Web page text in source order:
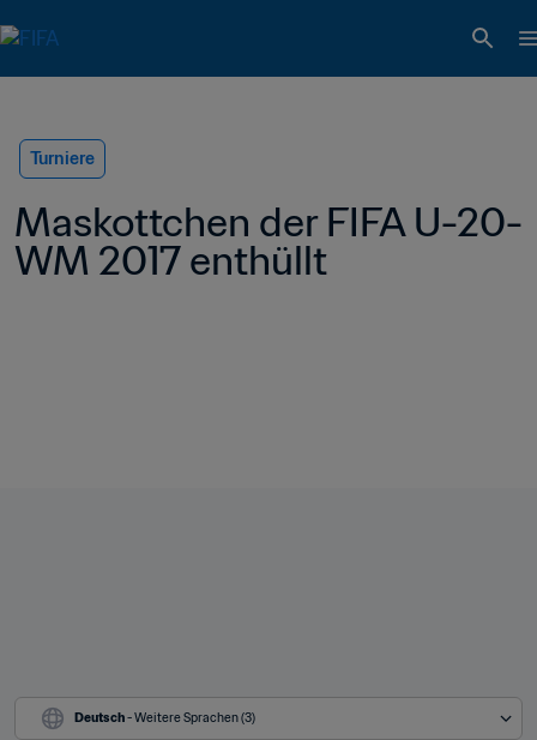
Turniere
Maskottchen der FIFA U-20-
WM 2017 enthüllt
Deutsch - Weitere Sprachen (3)